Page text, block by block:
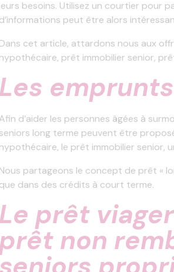
besoins. Utilisez un courtier pour
peut être alors
cet article, attardons nous aux
prêt immobilier senior,
d’aider les personnes âgées à
long terme peuvent être
le prêt immobilier senior,
partageons le concept de prêt «
dans des crédits à court terme.
prêt
non